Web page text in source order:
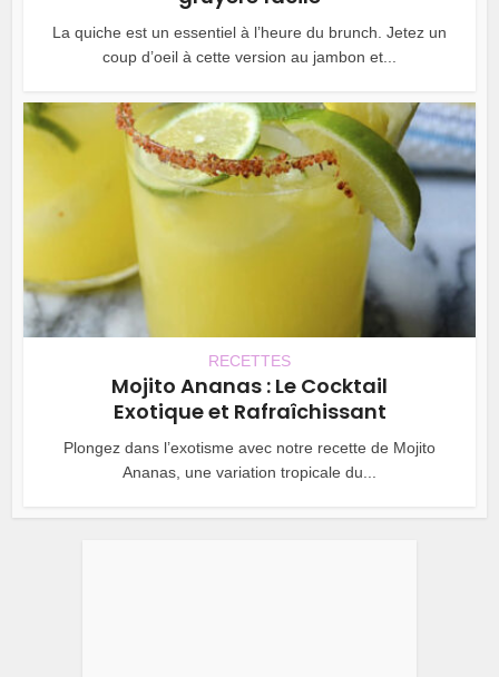
La quiche est un essentiel à l’heure du brunch. Jetez un
coup d’oeil à cette version au jambon et...
RECETTES
Mojito Ananas : Le Cocktail
Exotique et Rafraîchissant
Plongez dans l’exotisme avec notre recette de Mojito
Ananas, une variation tropicale du...